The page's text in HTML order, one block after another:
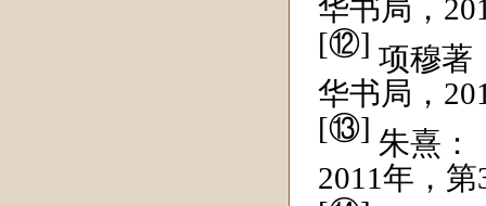
华书局，
[⑫] 项穆著
华书局，
[⑬] 朱熹：
2011年，